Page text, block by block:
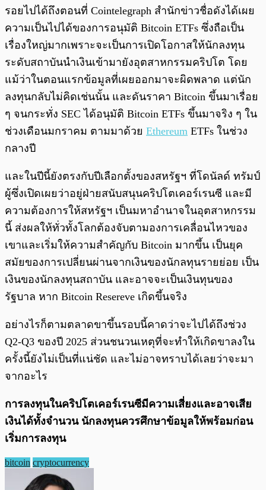
รอยไปได้ถึงตอนที่ Cointelegraph สำนักข่าวชื่อดังได้เผย
ความเป็นไปได้ของการอนุมัติ Bitcoin ETFs ซึ่งถือเป็น
เรื่องใหญ่มากเพราะจะเป็นการเปิดโอกาสให้นักลงทุน
ระดับสถาบันนำเงินเข้ามายังอุตสาหกรรมคริปโต โดย
แม้ว่าในตอนแรกข้อมูลที่เผยออกมาจะผิดพลาด แต่นัก
ลงทุนกลับไม่คิดเช่นนั้น และดันราคา Bitcoin ขึ้นมาเรื่อย
ๆ จนกระทั่ง SEC ได้อนุมัติ Bitcoin ETFs ขึ้นมาจริง ๆ ใน
ช่วงเดือนมกราคม ตามมาด้วย Ethereum ETFs ในช่วง
กลางปี
และในปีนี้ยังตรงกับปีเลือกตั้งของสหรัฐฯ ที่โดนัลด์ ทรัมป์
ผู้ซึ่งเปิดเผยว่าอยู่ฝ่ายสนับสนุนคริปโตเคอร์เรนซี และมี
ความต้องการให้สหรัฐฯ เป็นมหาอำนาจในอุตสาหกรรม
นี้ ส่งผลให้ทั่วทั้งโลกต้องจับตามองการเคลื่อนไหวของ
เขาและเริ่มให้ความสำคัญกับ Bitcoin มากขึ้น เป็นยุค
สมัยของการเปลี่ยนผ่านจากเงินของนักลทุนรายย่อย เป็น
เงินของนักลงทุนสถาบัน และอาจจะเป็นเงินทุนของ
รัฐบาล หาก Bitcoin Resereve เกิดขึ้นจริง
อย่างไรก็ตามตลาดขาขึ้นรอบนี้คาดว่าจะไปได้ถึงช่วง
Q2-Q3 ของปี 2025 ส่วนชนวนเหตุที่จะทำให้เกิดขาลงใน
ครั้งนี้ยังไม่เป็นที่แน่ชัด และไม่อาจทราบได้เลยว่าจะมา
จากอะไร
การลงทุนในคริปโตเคอร์เรนซีมีความเสี่ยงและอาจเสีย
เงินได้ทั้งจำนวน นักลงทุนควรศึกษาข้อมูลให้พร้อมก่อน
เริ่มการลงทุน
bitcoin cryptocurrency